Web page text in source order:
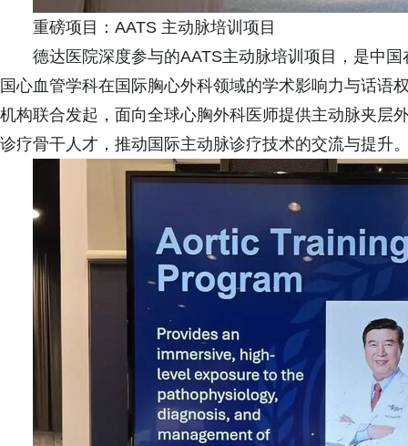
重磅项目：AATS 主动脉培训项目
德达医院深度参与的AATS主动脉培训项目，是中
国心血管学科在国际胸心外科领域的学术影响力与话语
机构联合发起，面向全球心胸外科医师提供主动脉夹层
诊疗骨干人才，推动国际主动脉诊疗技术的交流与提升